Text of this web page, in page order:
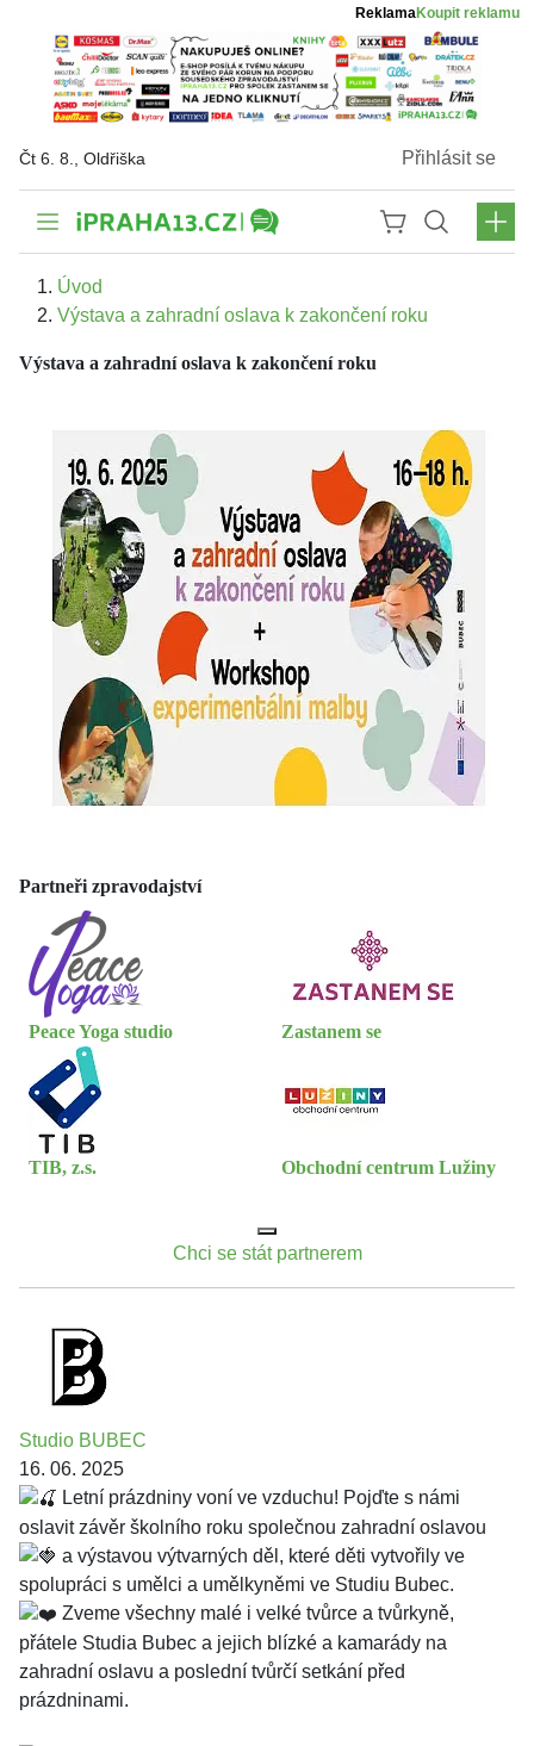
ReklamaKoupit reklamu
Čt 6. 8., Oldřiška Přihlásit se
Úvod
Výstava a zahradní oslava k zakončení roku
Výstava a zahradní oslava k zakončení roku
Partneři zpravodajství
Peace Yoga studio Zastanem se
TIB, z.s. Obchodní centrum Lužiny
Chci se stát partnerem
Studio BUBEC
16. 06. 2025
Letní prázdniny voní ve vzduchu! Pojďte s námi
oslavit závěr školního roku společnou zahradní oslavou
a výstavou výtvarných děl, které děti vytvořily ve
spolupráci s umělci a umělkyněmi ve Studiu Bubec.
Zveme všechny malé i velké tvůrce a tvůrkyně,
přátele Studia Bubec a jejich blízké a kamarády na
zahradní oslavu a poslední tvůrčí setkání před
prázdninami.